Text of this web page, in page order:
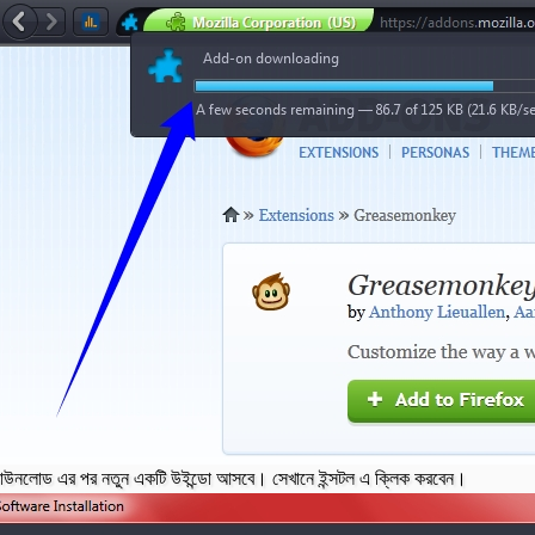
এর পর নতুন একটি উইন্ডো আসবে। সেখানে ইন্সটল এ ক্লিক করবেন।